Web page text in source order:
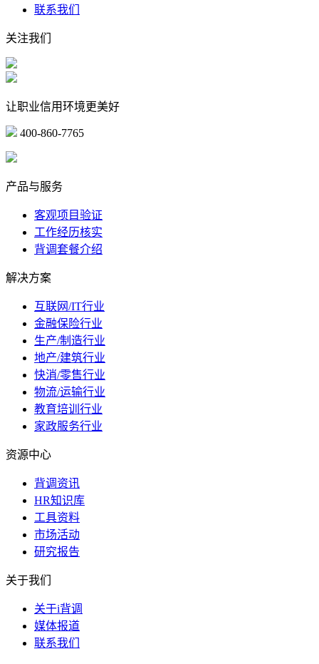
联系我们
关注我们
让职业信用环境更美好
400-860-7765
产品与服务
客观项目验证
工作经历核实
背调套餐介绍
解决方案
互联网/IT行业
金融保险行业
生产/制造行业
地产/建筑行业
快消/零售行业
物流/运输行业
教育培训行业
家政服务行业
资源中心
背调资讯
HR知识库
工具资料
市场活动
研究报告
关于我们
关于i背调
媒体报道
联系我们